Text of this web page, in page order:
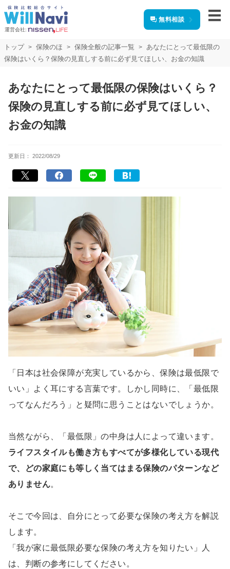
運営会社:
無料相談
トップ 保険のほ 保険全般の記事一覧
あなたにとって最低限の
保険はいくら？保険の見直しする前に必ず見てほしい、お金の知識
あなたにとって最低限の保険はいくら？
保険の見直しする前に必ず見てほしい、
お金の知識
更新日： 2022/08/29
「日本は社会保障が充実しているから、保険は最低限で
いい」よく耳にする言葉です。しかし同時に、「最低限
ってなんだろう」と疑問に思うことはないでしょうか。
当然ながら、「最低限」の中身は人によって違います。
ライフスタイルも働き方もすべてが多様化している現代
で、どの家庭にも等しく当てはまる保険のパターンなど
ありません。
そこで今回は、自分にとって必要な保険の考え方を解説
します。
「我が家に最低限必要な保険の考え方を知りたい」人
は、判断の参考にしてください。